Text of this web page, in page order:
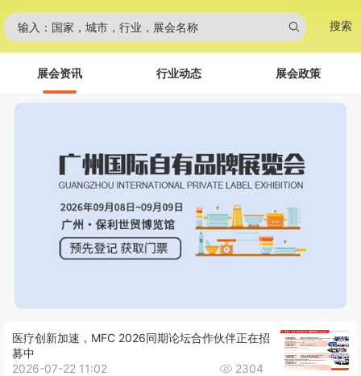
输入：国家，城市，行业，展会名称 搜索
展会资讯 行业动态 展会政策
医疗创新加速，MFC 2026同期论坛合作伙伴正在招
募中
2026-07-22 11:02
2304